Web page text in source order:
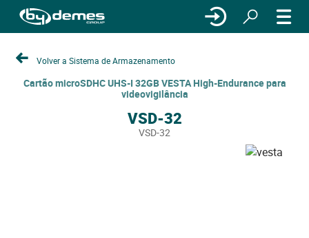
Volver a Sistema de Armazenamento
Cartão microSDHC UHS-I 32GB VESTA High-Endurance para
videovigilância
VSD-32
VSD-32